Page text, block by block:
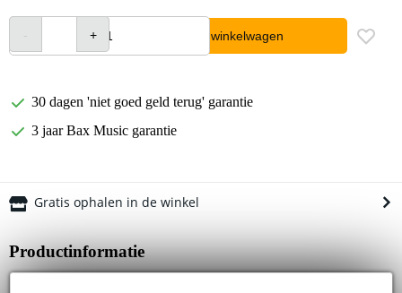
In winkelwagen
30 dagen 'niet goed geld terug' garantie
3 jaar Bax Music garantie
Gratis ophalen in de winkel
Productinformatie